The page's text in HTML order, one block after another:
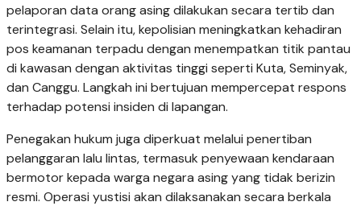
pelaporan data orang asing dilakukan secara tertib dan
terintegrasi. Selain itu, kepolisian meningkatkan kehadiran
pos keamanan terpadu dengan menempatkan titik pantau
di kawasan dengan aktivitas tinggi seperti Kuta, Seminyak,
dan Canggu. Langkah ini bertujuan mempercepat respons
terhadap potensi insiden di lapangan.
Penegakan hukum juga diperkuat melalui penertiban
pelanggaran lalu lintas, termasuk penyewaan kendaraan
bermotor kepada warga negara asing yang tidak berizin
resmi. Operasi yustisi akan dilaksanakan secara berkala